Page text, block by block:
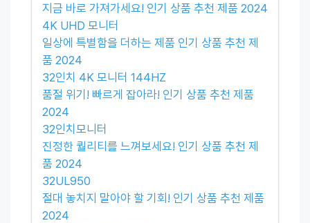
지금 바로 가져가세요! 인기 상품 추천 제품 2024
4K UHD 모니터
일상에 특별함을 더하는 제품 인기 상품 추천 제
품 2024
32인치 4K 모니터 144HZ
품절 위기! 빠르게 잡아라! 인기 상품 추천 제품
2024
32인치모니터
진정한 퀄리티를 느껴보세요! 인기 상품 추천 제
품 2024
32UL950
절대 놓치지 말아야 할 기회! 인기 상품 추천 제품
2024